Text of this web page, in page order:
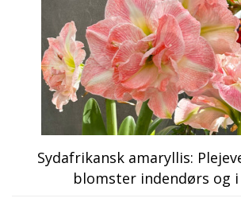
Sydafrikansk amaryllis:
blomster indendørs og i